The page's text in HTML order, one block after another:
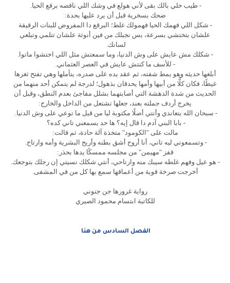
- طيب خلي بالك بقى لأني هولع في وشك اللي ناقصه برقع الحيا.
ضحك بسخرية قبل أن يرد عليها بحدة:
- شكل اللي فهمك الحيا فهمولك غلط؛ البرقع دا المفروض للبنات الرقيقة
علشان بتختشي بسرعة، بس نجبلك من فين أنوثة علشان تتلمي وتبلعي
لسانك.
- شكلك مش عايش على وش الدنيا، وما سمعتش مثل اللي اختشوا ماتوا.
- للأسف ما كنتش عايش في العصر العثماني.
أبلغها حديثه وهو يمط شفته، ثم عقد يده على صدره، يتأملها وهي تفتح ثغرها
غيظًا، فكان كلًّا من أبيها وأمها يحدقان بذهول؛ لدرجة لم يتمكن أحد منهما من
الحديث من شدة الدهشة التي أصابتهما بشلل مفاجئ بعدم النطق، وقبل أن
يخرج أردف جملته بعند، جعلها تشتعل من الداخل والخارج:
- سبحان الله بتعاندي وأنتي أصلًا مكتوبة ليا من قبل ما توعي على وش الدنيا.
- بابا البني آدم دا قال إيه؟ ها حد يسمعني تاني كده؟
مالت على "الكومود" متخذة آلة حادة، ثم قالت:
- وتسمعوني ليه تاني، أنا أروح أشق بطنه وأريح البشرية وأمه وارتاح.
قفز "مهيمن" من مجلسه ممسكًا يدها بحذر:
- هو عيل وفهم غلطه سيبك منه وارتاحي، أنتي شكلك نسيتي إن رجلك بتوجعك.
أخرجت صرخة قوية من أعماقها سمع بها كل من في المشفى.
رواية غرورها جن جنوني
للكاتبة ابتسام محمود الصيري
الفصل السادس من هنا